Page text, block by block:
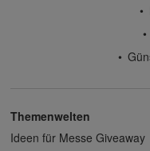
Themenwelten
Ideen für Messe Giveaway